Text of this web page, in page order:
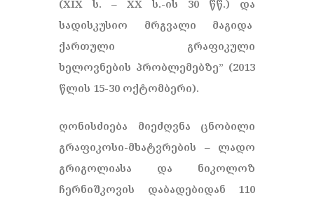
(XIX ს. – XX ს.-ის 30 წწ.) და
სადისკუსიო მრგვალი მაგიდა
ქართული გრაფიკული
ხელოვნების პრობლემებზე” (2013
წლის 15-30 ოქტომბერი).
ღონისძიება მიეძღვნა ცნობილი
გრაფიკოსი-მხატვრების – ლადო
გრიგოლიასა და ნიკოლოზ
ჩერნიშკოვის დაბადებიდან 110